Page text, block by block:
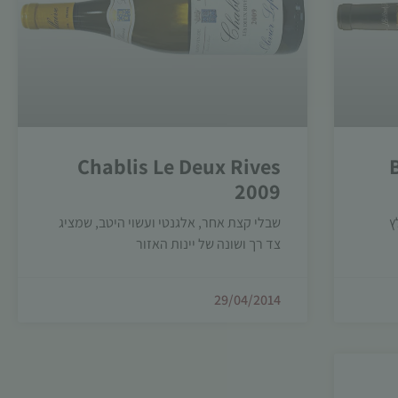
Chablis Le Deux Rives
2009
שבלי קצת אחר, אלגנטי ועשוי היטב, שמציג
צד רך ושונה של יינות האזור
29/04/2014